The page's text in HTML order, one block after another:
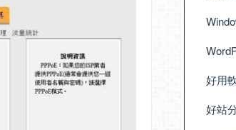
好用
好站